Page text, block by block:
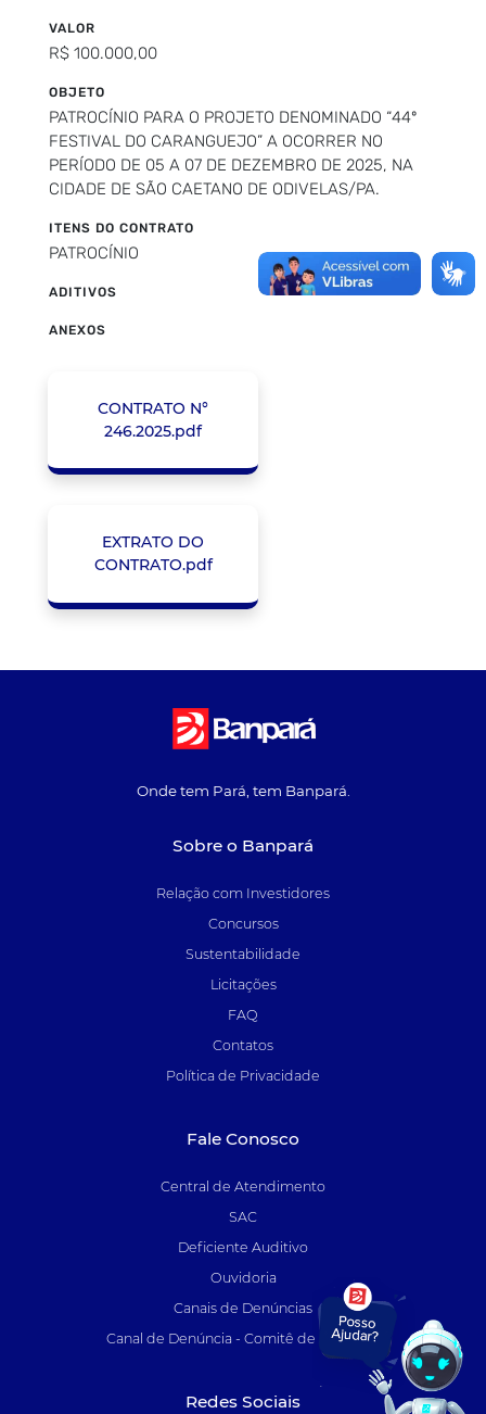
VALOR
R$ 100.000,00
OBJETO
PATROCÍNIO PARA O PROJETO DENOMINADO “44º
FESTIVAL DO CARANGUEJO” A OCORRER NO
PERÍODO DE 05 A 07 DE DEZEMBRO DE 2025, NA
CIDADE DE SÃO CAETANO DE ODIVELAS/PA.
ITENS DO CONTRATO
PATROCÍNIO
ADITIVOS
ANEXOS
CONTRATO N°
246.2025.pdf
EXTRATO DO
CONTRATO.pdf
Onde tem Pará, tem Banpará.
Sobre o Banpará
Relação com Investidores
Concursos
Sustentabilidade
Licitações
FAQ
Contatos
Política de Privacidade
Fale Conosco
Central de Atendimento
SAC
Deficiente Auditivo
Ouvidoria
Canais de Denúncias
Canal de Denúncia - Comitê de Auditoria
Redes Sociais